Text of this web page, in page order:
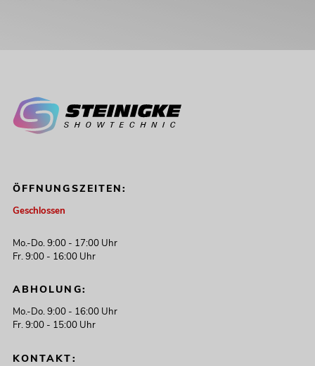
ÖFFNUNGSZEITEN:
Geschlossen
Mo.-Do. 9:00 - 17:00 Uhr
Fr. 9:00 - 16:00 Uhr
ABHOLUNG:
Mo.-Do. 9:00 - 16:00 Uhr
Fr. 9:00 - 15:00 Uhr
KONTAKT: